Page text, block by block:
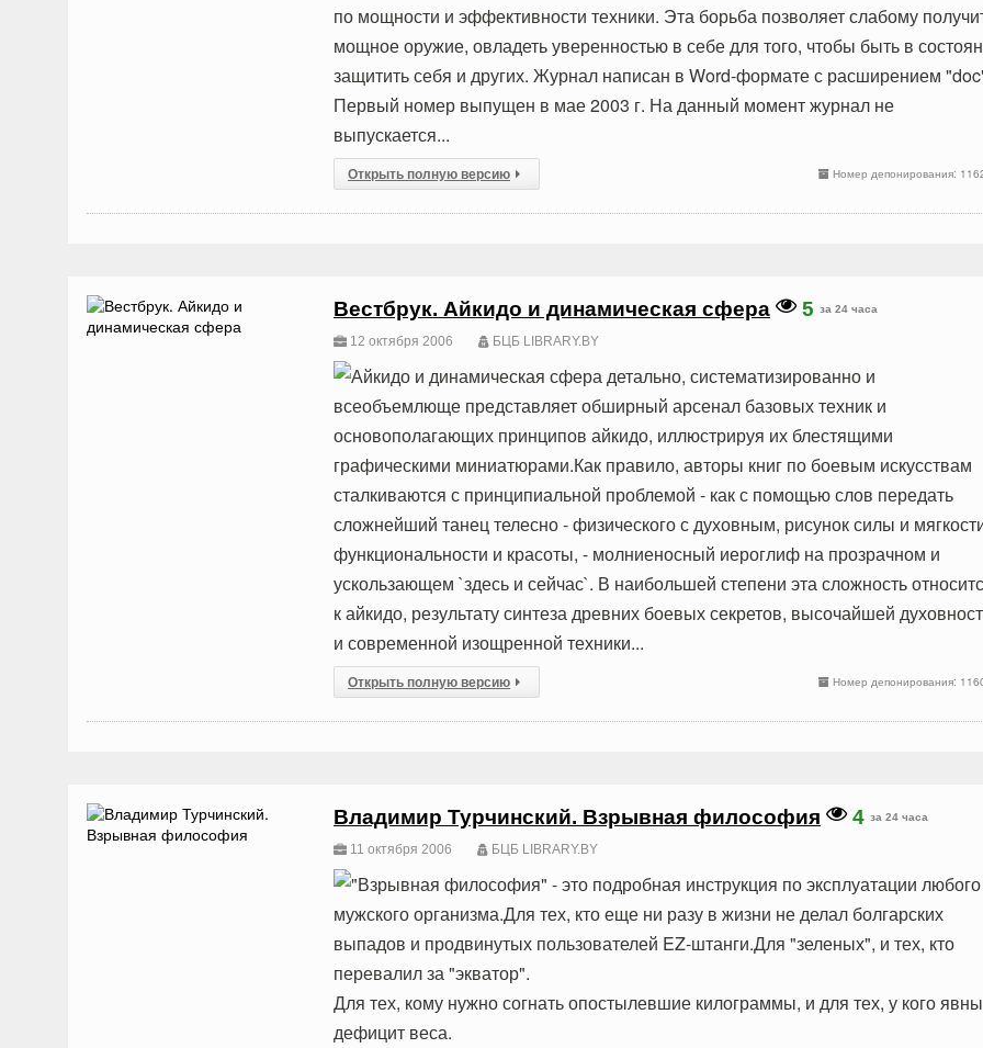
по мощности и эффективности техники. Эта борьба позволяет слабому
мощное оружие, овладеть уверенностью в себе для того, чтобы быть в
защитить себя и других. Журнал написан в Word-формате с расширением
Первый номер выпущен в мае 2003 г. На данный момент журнал не
выпускается...
Номер депонирования:
Открыть полную версию
Вестбрук. Айкидо и динамическая сфера 5 за 24 часа
12 октября 2006 БЦБ LIBRARY.BY
Айкидо и динамическая сфера детально, систематизированно и
всеобъемлюще представляет обширный арсенал базовых техник и
основополагающих принципов айкидо, иллюстрируя их блестящими
графическими миниатюрами.Как правило, авторы книг по боевым искусствам
сталкиваются с принципиальной проблемой - как с помощью слов передать
сложнейший танец телесно - физического с духовным, рисунок силы и
функциональности и красоты, - молниеносный иероглиф на прозрачном и
ускользающем `здесь и сейчас`. В наибольшей степени эта сложность
к айкидо, результату синтеза древних боевых секретов, высочайшей
и современной изощренной техники...
Номер депонирования:
Открыть полную версию
Владимир Турчинский. Взрывная философия 4 за 24 часа
11 октября 2006 БЦБ LIBRARY.BY
"Взрывная философия" - это подробная инструкция по эксплуатации любого
мужского организма.Для тех, кто еще ни разу в жизни не делал болгарских
выпадов и продвинутых пользователей EZ-штанги.Для "зеленых", и тех, кто
перевалил за "экватор".
Для тех, кому нужно согнать опостылевшие килограммы, и для тех, у кого
дефицит веса.